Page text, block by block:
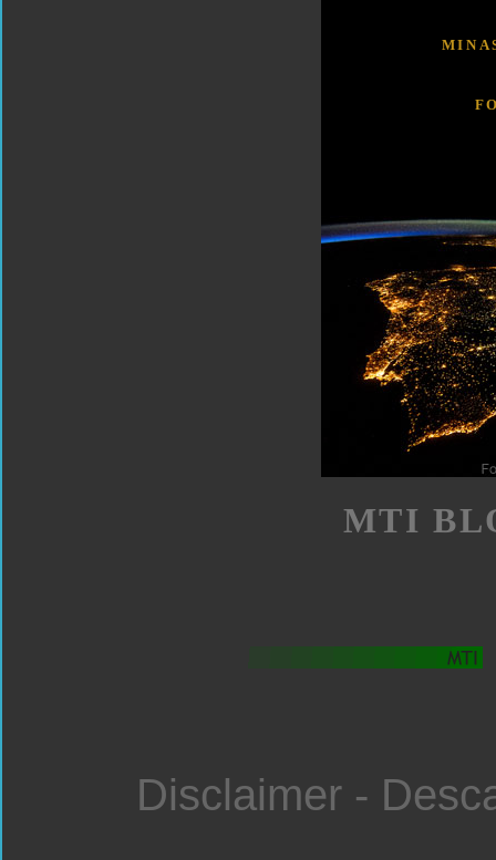
MTI
Disclaimer -